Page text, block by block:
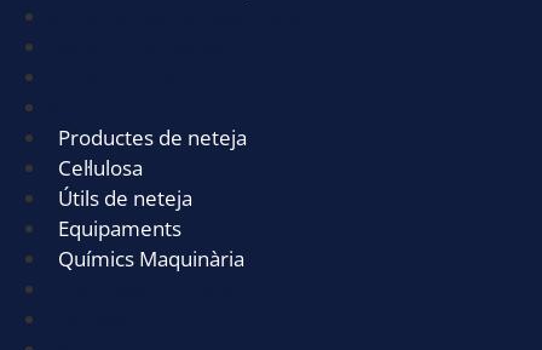
Productes de neteja
Cel·lulosa
Útils de neteja
Equipaments
Químics Maquinària